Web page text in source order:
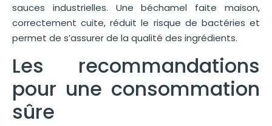
sauces industrielles. Une béchamel faite maison,
correctement cuite, réduit le risque de bactéries et
permet de s’assurer de la qualité des ingrédients.
Les recommandations
pour une consommation
sûre